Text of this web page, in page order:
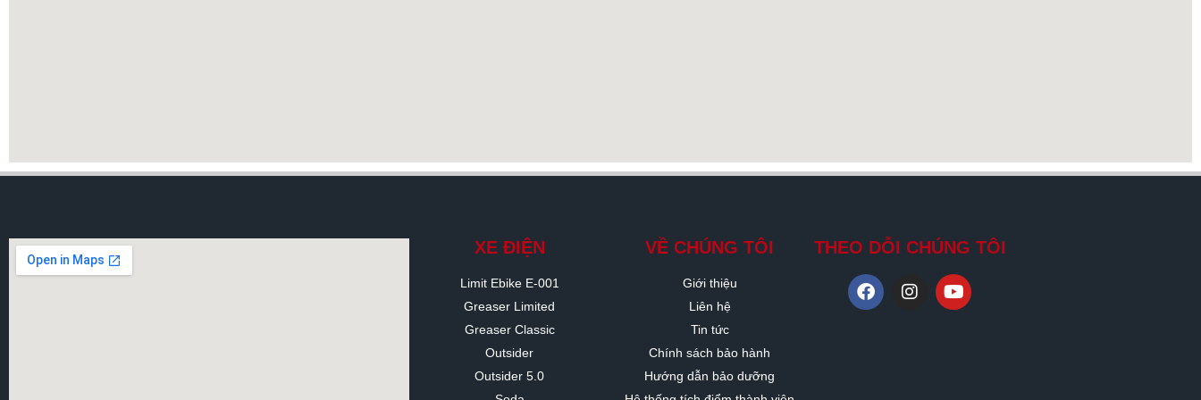
XE ĐIỆN
Limit Ebike E-001
Greaser Limited
Greaser Classic
Outsider
Outsider 5.0
VỀ CHÚNG TÔI
Giới thiệu
Liên hệ
Tin tức
Chính sách bảo hành
Hướng dẫn bảo dưỡng
THEO DỖI CHÚNG TÔI